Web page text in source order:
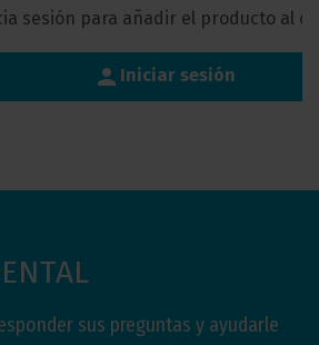
sesión para añadir el producto al
person Iniciar sesión
sus preguntas y ayudarle